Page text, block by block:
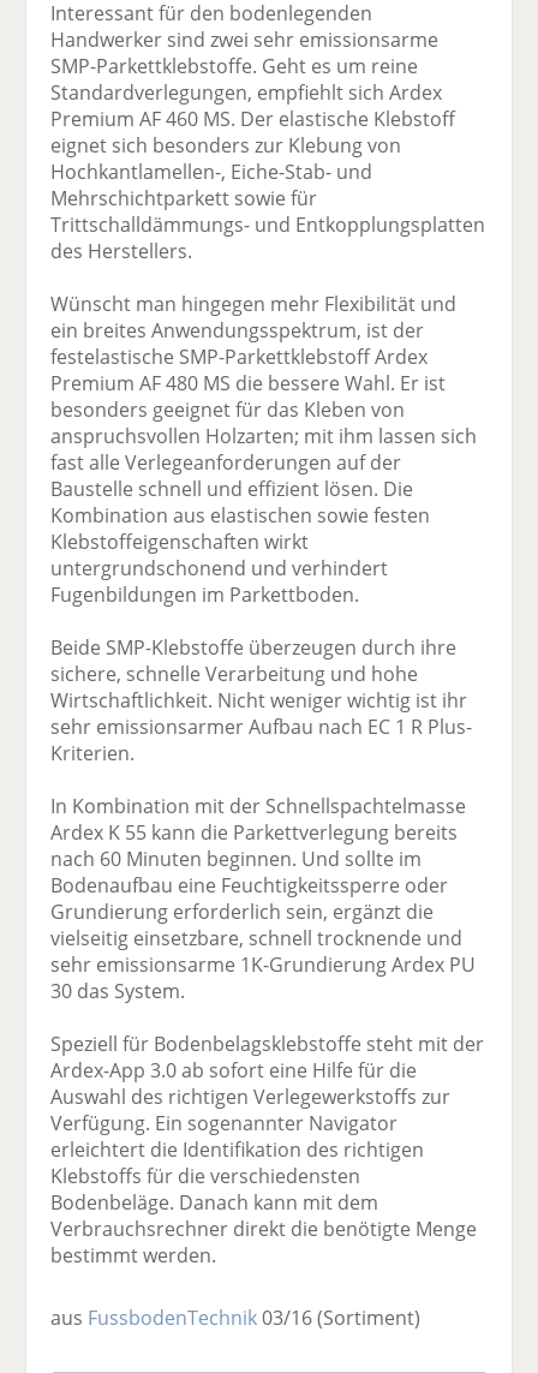
Interessant für den bodenlegenden
Handwerker sind zwei sehr emissionsarme
SMP-Parkettklebstoffe. Geht es um reine
Standardverlegungen, empfiehlt sich Ardex
Premium AF 460 MS. Der elastische Klebstoff
eignet sich besonders zur Klebung von
Hochkantlamellen-, Eiche-Stab- und
Mehrschichtparkett sowie für
Trittschalldämmungs- und Entkopplungsplatten
des Herstellers.
Wünscht man hingegen mehr Flexibilität und
ein breites Anwendungsspektrum, ist der
festelastische SMP-Parkettklebstoff Ardex
Premium AF 480 MS die bessere Wahl. Er ist
besonders geeignet für das Kleben von
anspruchsvollen Holzarten; mit ihm lassen sich
fast alle Verlegeanforderungen auf der
Baustelle schnell und effizient lösen. Die
Kombination aus elastischen sowie festen
Klebstoffeigenschaften wirkt
untergrundschonend und verhindert
Fugenbildungen im Parkettboden.
Beide SMP-Klebstoffe überzeugen durch ihre
sichere, schnelle Verarbeitung und hohe
Wirtschaftlichkeit. Nicht weniger wichtig ist ihr
sehr emissionsarmer Aufbau nach EC 1 R Plus-
Kriterien.
In Kombination mit der Schnellspachtelmasse
Ardex K 55 kann die Parkettverlegung bereits
nach 60 Minuten beginnen. Und sollte im
Bodenaufbau eine Feuchtigkeitssperre oder
Grundierung erforderlich sein, ergänzt die
vielseitig einsetzbare, schnell trocknende und
sehr emissionsarme 1K-Grundierung Ardex PU
30 das System.
Speziell für Bodenbelagsklebstoffe steht mit der
Ardex-App 3.0 ab sofort eine Hilfe für die
Auswahl des richtigen Verlegewerkstoffs zur
Verfügung. Ein sogenannter Navigator
erleichtert die Identifikation des richtigen
Klebstoffs für die verschiedensten
Bodenbeläge. Danach kann mit dem
Verbrauchsrechner direkt die benötigte Menge
bestimmt werden.
aus FussbodenTechnik03/16(Sortiment)